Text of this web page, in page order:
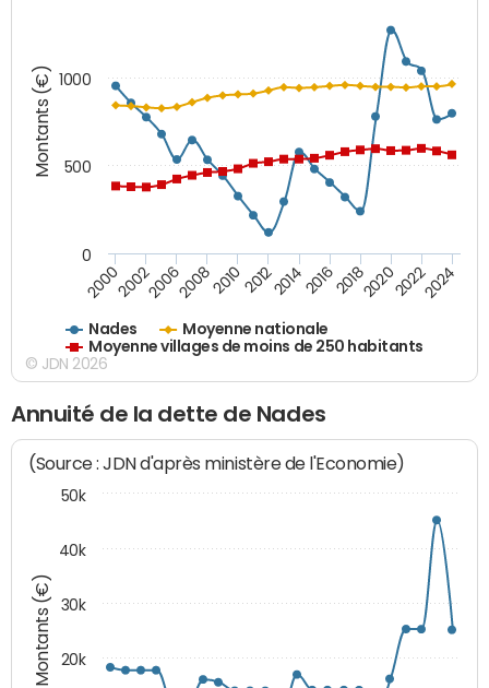
Montants (€)
Nades
Moyenne nationale
Moyenne villages de moins de 250 habitants
200020022006200820102012201420162018202020222024
0
500
1000
© JDN 2026
Annuité de la dette de Nades
Montants (€)
(Source : JDN d'après ministère de l'Economie)
20k
30k
40k
50k